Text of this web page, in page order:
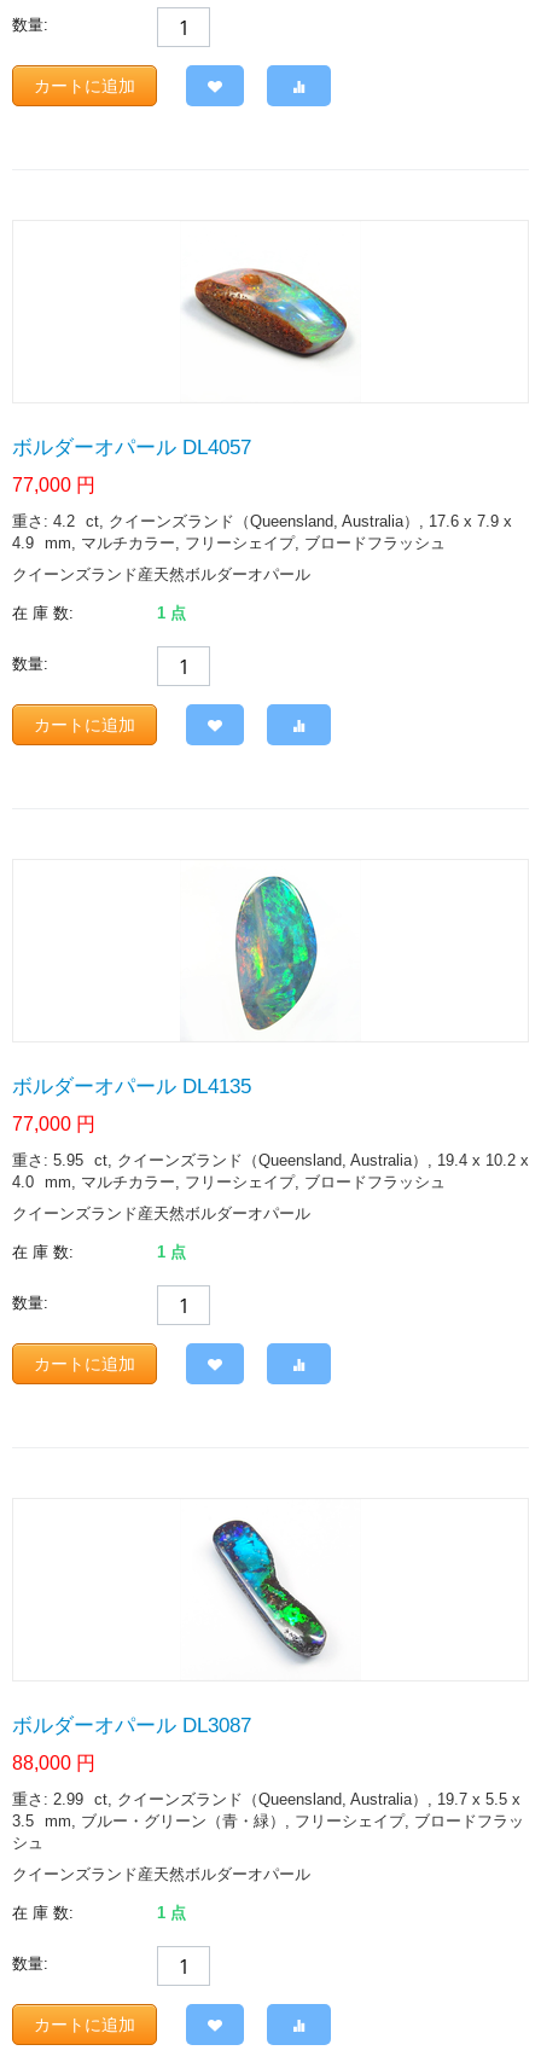
数量:
カートに追加
ボルダーオパール DL4057
77,000 円
重さ: 4.2 ct, クイーンズランド（Queensland, Australia）, 17.6 x 7.9 x
4.9 mm, マルチカラー, フリーシェイプ, ブロードフラッシュ
クイーンズランド産天然ボルダーオパール
在 庫 数: 1 点
数量:
カートに追加
ボルダーオパール DL4135
77,000 円
重さ: 5.95 ct, クイーンズランド（Queensland, Australia）, 19.4 x 10.2 x
4.0 mm, マルチカラー, フリーシェイプ, ブロードフラッシュ
クイーンズランド産天然ボルダーオパール
在 庫 数: 1 点
数量:
カートに追加
ボルダーオパール DL3087
88,000 円
重さ: 2.99 ct, クイーンズランド（Queensland, Australia）, 19.7 x 5.5 x
3.5 mm, ブルー・グリーン（青・緑）, フリーシェイプ, ブロードフラッ
シュ
クイーンズランド産天然ボルダーオパール
在 庫 数: 1 点
数量:
カートに追加